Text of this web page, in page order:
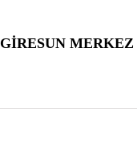
GİRESUN